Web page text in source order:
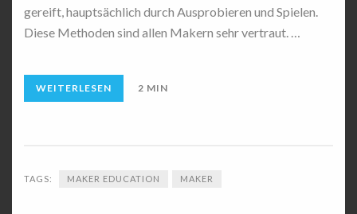
gereift, hauptsächlich durch Ausprobieren und Spielen.
Diese Methoden sind allen Makern sehr vertraut. …
WEITERLESEN 2 MIN
TAGS: MAKER EDUCATION MAKER